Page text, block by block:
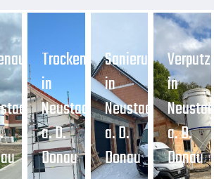
Trockenbau
in
Neustadt
a. D.
Donau
Sanierung
in
Neustadt
a. D.
Donau
in
a. D.
Donau